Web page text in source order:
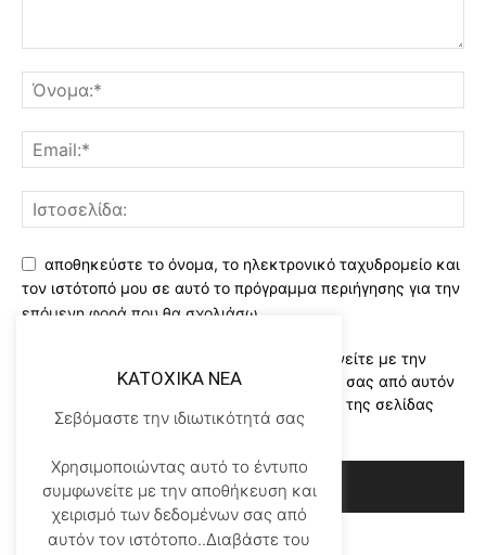
αποθηκεύστε το όνομα, το ηλεκτρονικό ταχυδρομείο και
τον ιστότοπό μου σε αυτό το πρόγραμμα περιήγησης για την
επόμενη φορά που θα σχολιάσω.
Χρησιμοποιώντας αυτό το έντυπο συμφωνείτε με την
αποθήκευση και χειρισμό των δεδομένων σας από αυτόν
τον ιστότοπο..Διαβάστε του ορους χρήσης της σελίδας
μας*
KATOXIKA NEA
Σεβόμαστε την ιδιωτικότητά σας
Χρησιμοποιώντας αυτό το έντυπο
συμφωνείτε με την αποθήκευση και
χειρισμό των δεδομένων σας από
αυτόν τον ιστότοπο..Διαβάστε του